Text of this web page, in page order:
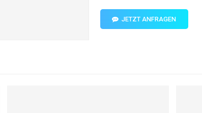
JETZT ANFRAGEN